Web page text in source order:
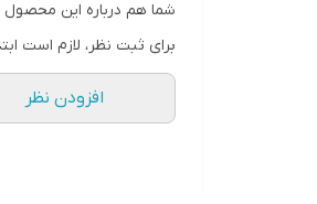
شما هم درباره این محصول
برای ثبت نظر، لازم است
افزودن نظر